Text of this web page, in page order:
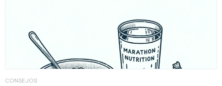
CONSEJOS